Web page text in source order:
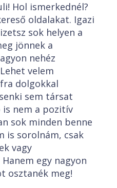
Hol ismerkednél?
oldalakat. Igazi
sok helyen a
jönnek a
nehéz
velem
dolgokkal
sem társat
nem a pozitív
sok minden benne
is sorolnám, csak
vagy
egy nagyon
osztanék meg!